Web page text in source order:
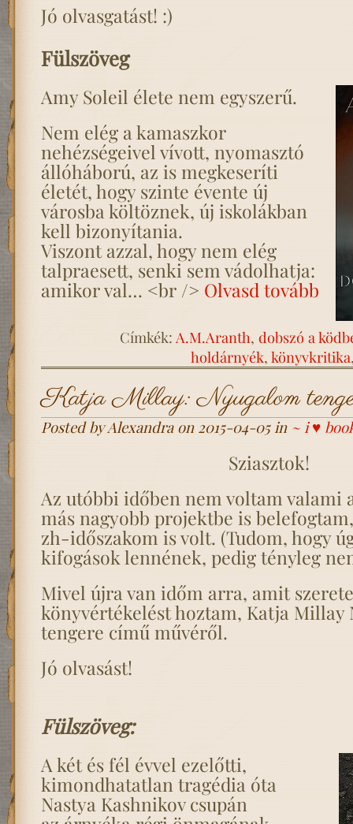
Jó olvasgatást! :)
Fülszöveg
Amy Soleil élete nem egyszerű.
Nem elég a kamaszkor
nehézségeivel vívott, nyomasztó
állóháború, az is megkeseríti
életét, hogy szinte évente új
városba költöznek, új iskolákban
kell bizonyítania.
Viszont azzal, hogy nem elég
talpraesett, senki sem vádolhatja:
amikor val… <br /> Olvasd tovább
Címkék: A.M.Aranth, dobszó a
holdárnyék, könyvkritika
Katja Millay: Nyugalom
Posted by Alexandra on 2015-04-05 in ~ i ♥
Sziasztok!
Az utóbbi időben nem voltam valami
más nagyobb projektbe is
zh-időszakom is volt. (Tudom, hogy
kifogások lennének, pedig tényleg
Mivel újra van időm arra, amit
könyvértékelést hoztam, Katja Millay
tengere című művéről.
Jó olvasást!
Fülszöveg:
A két és fél évvel ezelőtti,
kimondhatatlan tragédia óta
Nastya Kashnikov csupán